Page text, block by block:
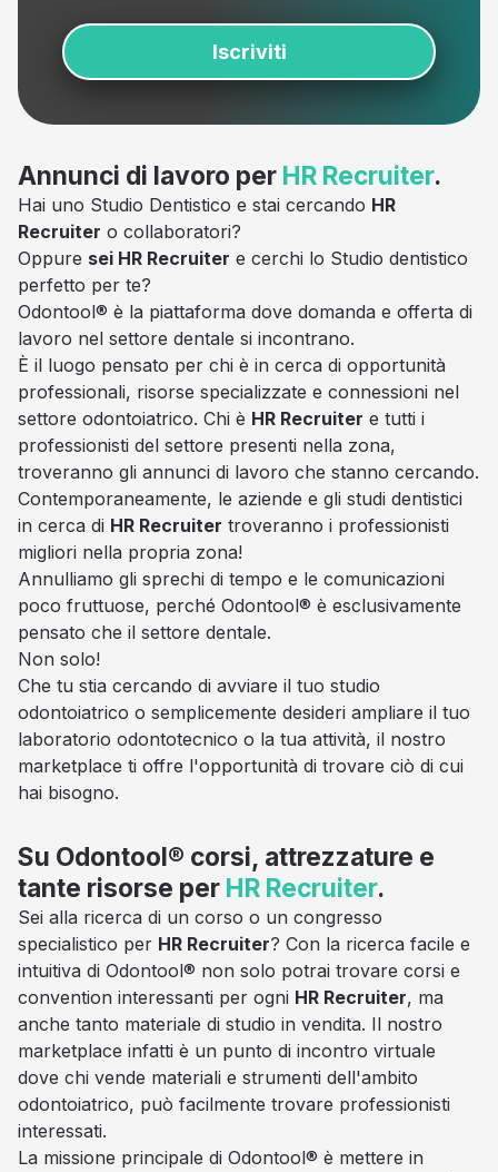
Iscriviti
Annunci di lavoro per HR Recruiter.
Hai uno Studio Dentistico e stai cercando HR
Recruiter o collaboratori?
Oppure sei HR Recruiter e cerchi lo Studio dentistico
perfetto per te?
Odontool® è la piattaforma dove domanda e offerta di
lavoro nel settore dentale si incontrano.
È il luogo pensato per chi è in cerca di opportunità
professionali, risorse specializzate e connessioni nel
settore odontoiatrico. Chi è HR Recruiter e tutti i
professionisti del settore presenti nella zona,
troveranno gli annunci di lavoro che stanno cercando.
Contemporaneamente, le aziende e gli studi dentistici
in cerca di HR Recruiter troveranno i professionisti
migliori nella propria zona!
Annulliamo gli sprechi di tempo e le comunicazioni
poco fruttuose, perché Odontool® è esclusivamente
pensato che il settore dentale.
Non solo!
Che tu stia cercando di avviare il tuo studio
odontoiatrico o semplicemente desideri ampliare il tuo
laboratorio odontotecnico o la tua attività, il nostro
marketplace ti offre l'opportunità di trovare ciò di cui
hai bisogno.
Su Odontool® corsi, attrezzature e
tante risorse per HR Recruiter.
Sei alla ricerca di un corso o un congresso
specialistico per HR Recruiter? Con la ricerca facile e
intuitiva di Odontool® non solo potrai trovare corsi e
convention interessanti per ogni HR Recruiter, ma
anche tanto materiale di studio in vendita. Il nostro
marketplace infatti è un punto di incontro virtuale
dove chi vende materiali e strumenti dell'ambito
odontoiatrico, può facilmente trovare professionisti
interessati.
La missione principale di Odontool® è mettere in